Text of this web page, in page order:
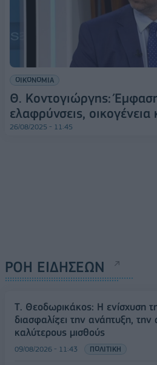
ΟΙΚΟΝΟΜΙΑ
Θ. Κοντογιώργης:
ελαφρύνσεις,
26/08/2025 - 11:45
ΡΟΗ ΕΙΔΗΣΕΩΝ
Τ. Θεοδωρικάκος: Η ενίσχυση
διασφαλίζει την ανάπτυξη, την
καλύτερους μισθούς
09/08/2026 - 11:43 ΠΟΛΙΤΙΚΗ